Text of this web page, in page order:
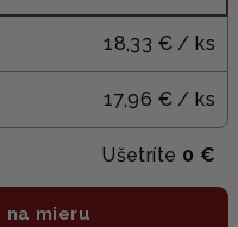
18,33 € / ks
17,96 € / ks
Ušetríte 0 €
na mieru